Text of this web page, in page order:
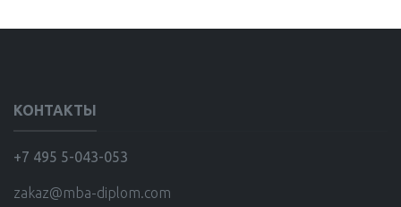
КОНТАКТЫ
+7 495 5-043-053
zakaz@mba-diplom.com